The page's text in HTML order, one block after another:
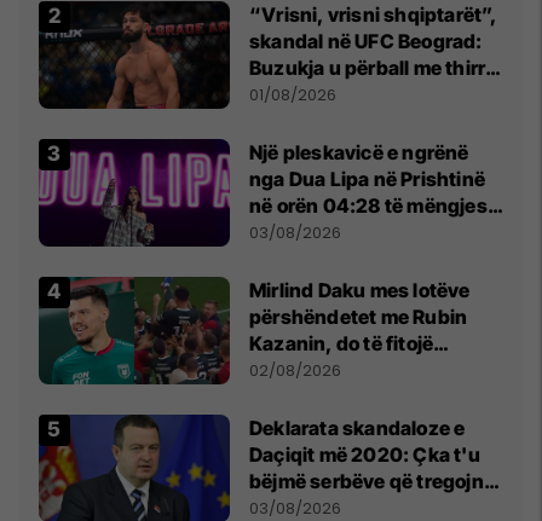
“Vrisni, vrisni shqiptarët”,
skandal në UFC Beograd:
Buzukja u përball me thirrje
anti-shqiptare nga
01/08/2026
Një pleskavicë e ngrënë
nga Dua Lipa në Prishtinë
në orën 04:28 të mëngjesit
- dhe bota digjitale serbe
03/08/2026
Mirlind Daku mes lotëve
përshëndetet me Rubin
Kazanin, do të fitojë
miliona te Spartak Moska
02/08/2026
​Deklarata skandaloze e
Daçiqit më 2020: Çka t'u
bëjmë serbëve që tregojnë
ku janë varrosur shqiptarët
03/08/2026